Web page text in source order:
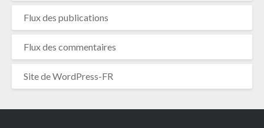
Flux des publications
Flux des commentaires
Site de WordPress-FR